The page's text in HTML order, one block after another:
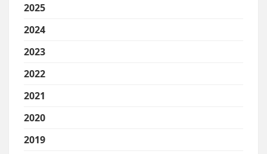
2025
2024
2023
2022
2021
2020
2019